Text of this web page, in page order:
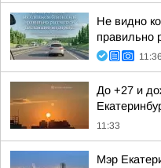
Не видно
правильно
11:36
До +27 и
11:33
Мэр